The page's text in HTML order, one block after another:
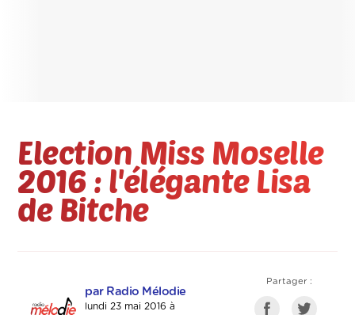
Election Miss Moselle
2016 : l'élégante Lisa
de Bitche
par Radio Mélodie
lundi 23 mai 2016 à
Partager :